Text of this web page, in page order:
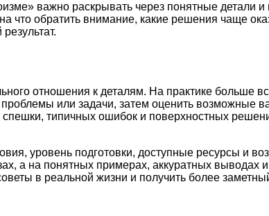
важно раскрывать через понятные детали и
что обратить внимание, какие решения чаще
отношения к деталям. На практике больше
или задачи, затем оценить возможные
типичных ошибок и поверхностных
уровень подготовки, доступные ресурсы и
а на понятных примерах, аккуратных выводах и
в реальной жизни и получить более